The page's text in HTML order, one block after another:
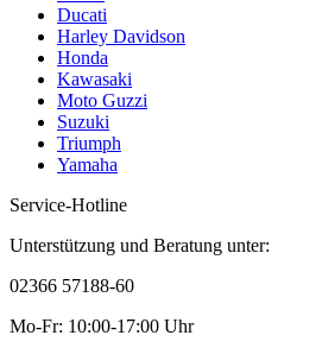
Ducati
Harley Davidson
Honda
Kawasaki
Moto Guzzi
Suzuki
Triumph
Yamaha
Service-Hotline
Unterstützung und Beratung unter:
02366 57188-60
Mo-Fr: 10:00-17:00 Uhr